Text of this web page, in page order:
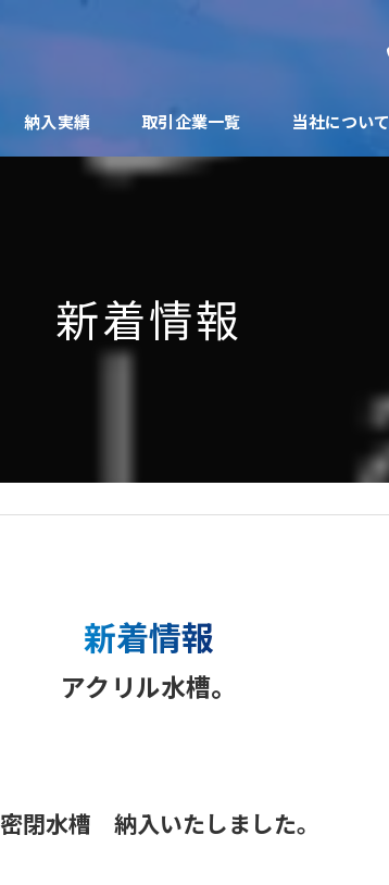
納入実績 取引企業一覧 当社について
新着情報
新着情報
アクリル水槽。
水槽 納入いたしました。